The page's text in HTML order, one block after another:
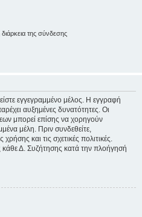
της σύνδεσης
εγγεγραμμένο μέλος. Η εγγραφή
αυξημένες δυνατότητες. Οι
μπορεί επίσης να χορηγούν
μέλη. Πριν συνδεθείτε,
και τις σχετικές πολιτικές.
Δ. Συζήτησης κατά την πλοήγησή